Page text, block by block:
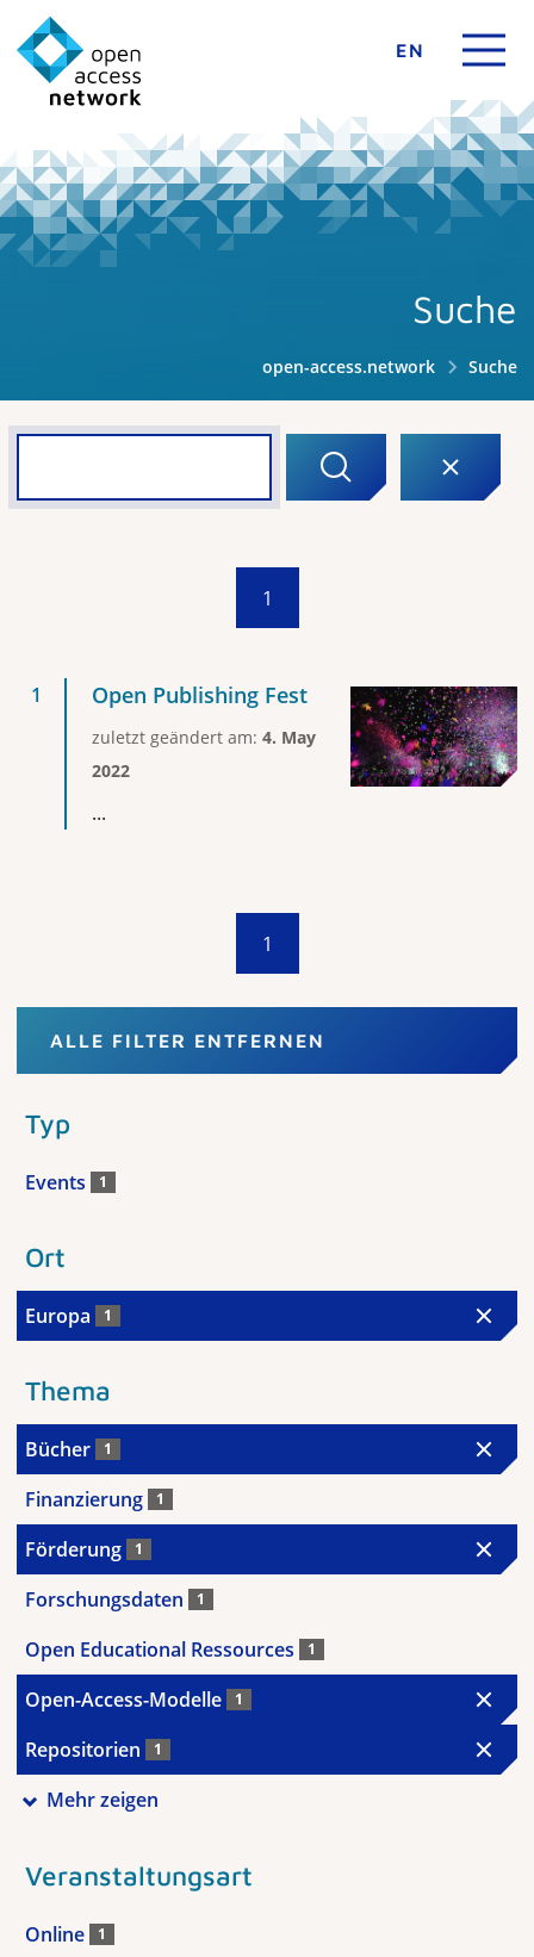
EN
Suche
open-access.network Suche
1
Open Publishing Fest
zuletzt geändert am: 4. May
2022
...
1
ALLE FILTER ENTFERNEN
Typ
Events 1
Ort
Europa 1
Thema
Bücher 1
Finanzierung 1
Förderung 1
Forschungsdaten 1
Open Educational Ressources 1
Open-Access-Modelle 1
Repositorien 1
Mehr zeigen
Veranstaltungsart
Online 1